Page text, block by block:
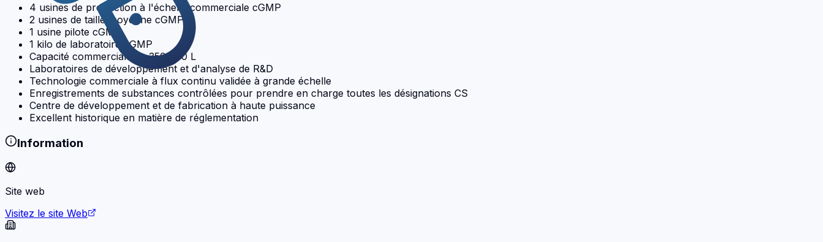
4 usines de production à l'échelle commerciale cGMP
2 usines de taille moyenne cGMP
1 usine pilote cGMP
1 kilo de laboratoire cGMP
Capacité commerciale de 350 000 L
Laboratoires de développement et d'analyse de R&D
Technologie commerciale à flux continu validée à grande échelle
Enregistrements de substances contrôlées pour prendre en charge toutes les désignations CS
Centre de développement et de fabrication à haute puissance
Excellent historique en matière de réglementation
Information
Site web
Visitez le site Web